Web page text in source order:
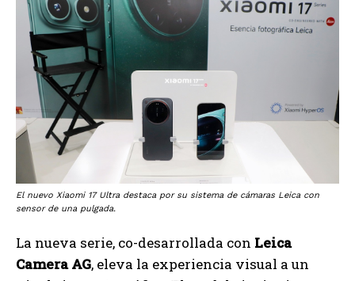
El nuevo Xiaomi 17 Ultra destaca por su sistema de cámaras Leica con
sensor de una pulgada.
La nueva serie, co-desarrollada con Leica
Camera AG, eleva la experiencia visual a un